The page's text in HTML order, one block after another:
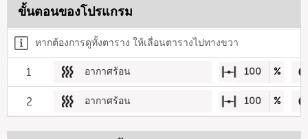
ขั้นตอนของโปรแกรม
หากต้องการดูทั้งตาราง ให้เลื่อนตารางไปทางขวา
1 อากาศร้อน 100 %
2 อากาศร้อน 100 %